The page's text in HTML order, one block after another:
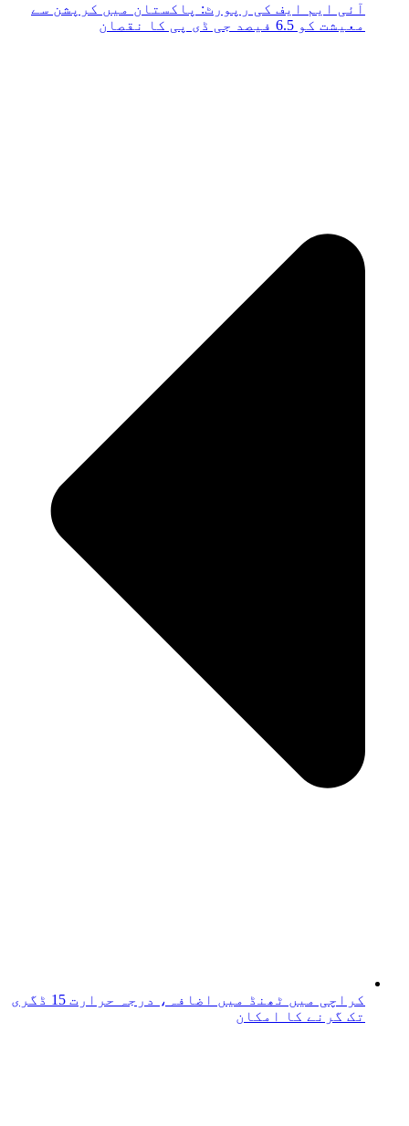
آئی ایم ایف کی رپورٹ: پاکستان میں کرپشن سے
معیشت کو 6.5 فیصد جی ڈی پی کا نقصان
کراچی میں ٹھنڈ میں اضافہ، درجہ حرارت 15 ڈگری
تک گرنے کا امکان